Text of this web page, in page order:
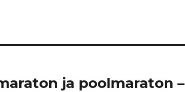
ja poolmaraton –